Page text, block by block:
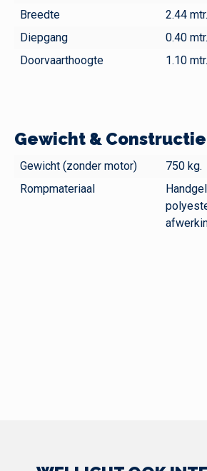
Breedte
2.44 mtr.
Diepgang
0.40 mtr.
Doorvaarthoogte
1.10 mtr.
Gewicht & Constructie
Gewicht (zonder motor)
750 kg.
Rompmateriaal